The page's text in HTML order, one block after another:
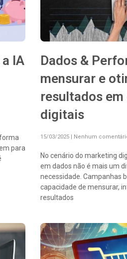
IA
para
Dados &
mensurar e
resultados em
digitais
15/03/2025 Nenhum
No cenário do marketing
em dados não é mais um
necessidade. Campanhas
capacidade de mensurar,
resultados